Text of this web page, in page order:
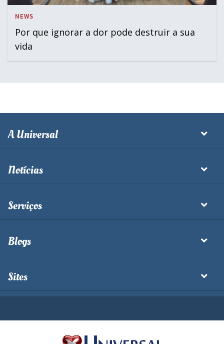
NEWS
Por que ignorar a dor pode destruir a sua
vida
A Universal
Notícias
Serviços
Blogs
Sites